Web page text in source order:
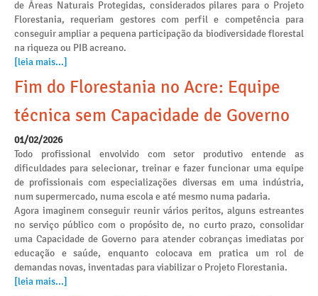
de Áreas Naturais Protegidas, considerados pilares para o Projeto
Florestania, requeriam gestores com perfil e competência para
conseguir ampliar a pequena participação da biodiversidade florestal
na riqueza ou PIB acreano.
[leia mais...]
Fim do Florestania no Acre: Equipe
técnica sem Capacidade de Governo
01/02/2026
Todo profissional envolvido com setor produtivo entende as
dificuldades para selecionar, treinar e fazer funcionar uma equipe
de profissionais com especializações diversas em uma indústria,
num supermercado, numa escola e até mesmo numa padaria.
Agora imaginem conseguir reunir vários peritos, alguns estreantes
no serviço público com o propósito de, no curto prazo, consolidar
uma Capacidade de Governo para atender cobranças imediatas por
educação e saúde, enquanto colocava em pratica um rol de
demandas novas, inventadas para viabilizar o Projeto Florestania.
[leia mais...]